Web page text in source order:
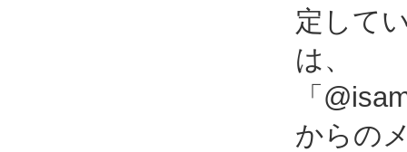
定して
は、
「
からの